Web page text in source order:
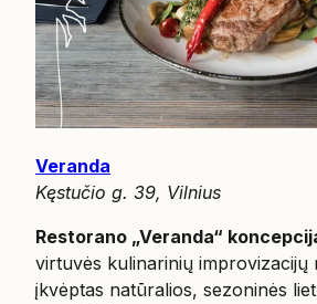
Veranda
Kęstučio g. 39, Vilnius
Restorano „Veranda“
virtuvės kulinarinių improvizacijų
įkvėptas natūralios, sezoninės